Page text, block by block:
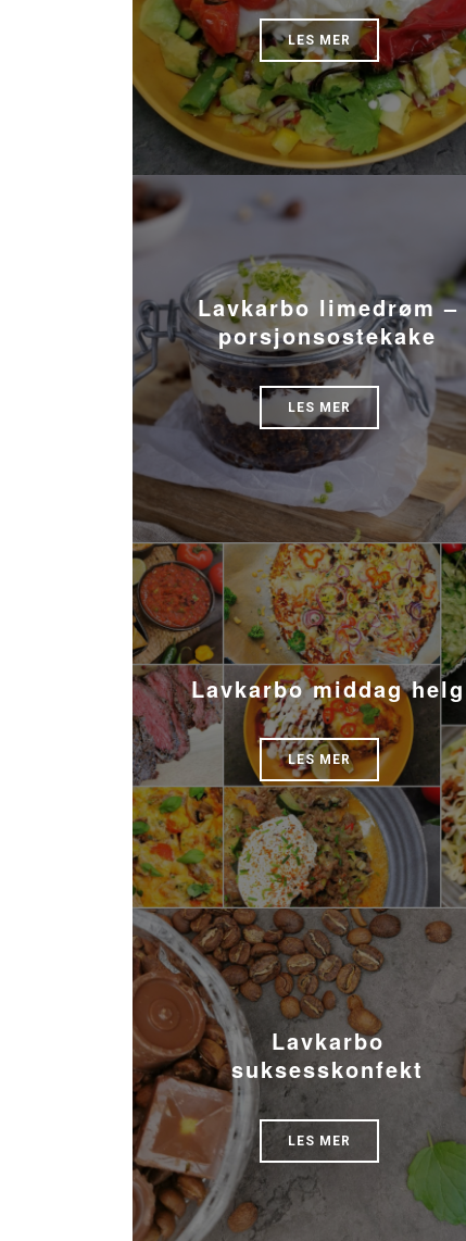
LES MER
Lavkarbo limedrøm –
porsjonsostekake
LES MER
Lavkarbo middag helg
LES MER
Lavkarbo
suksesskonfekt
LES MER